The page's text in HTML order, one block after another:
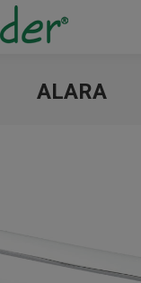
ALARA